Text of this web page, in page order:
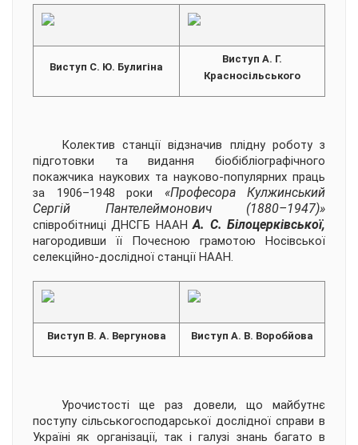
Виступ С. Ю. Булигіна
Виступ А. Г.
Красносільського
Колектив станції відзначив плідну роботу з
підготовки та видання біобібліографічного
покажчика наукових та науково-популярних праць
за 1906–1948 роки «Професора Кулжинський
Сергій Пантелеймонович (1880–1947)»
співробітниці ДНСГБ НААНА. С. Білоцерківської,
нагородивши її Почесною грамотою Носівської
селекційно-дослідної станції НААН.
Виступ В. А. Вергунова Виступ А. В. Воробйова
Урочистості ще раз довели, що майбутнє
поступу сільськогосподарської дослідної справи в
Україні як організації, так і галузі знань багато в